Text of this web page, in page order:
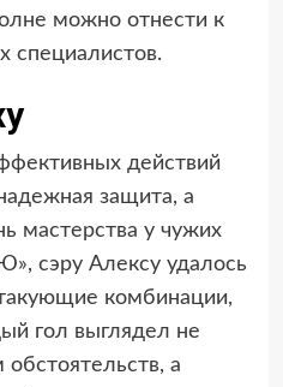
можно отнести к
специалистов.
действий
защита, а
мастерства у чужих
сэру Алексу удалось
комбинации,
гол выглядел не
а